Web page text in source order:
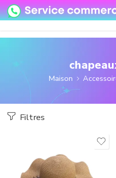
Maison
Filtres